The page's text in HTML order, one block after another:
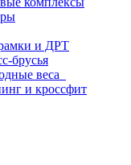
и ДРТ
брусья
веса
и кроссфит